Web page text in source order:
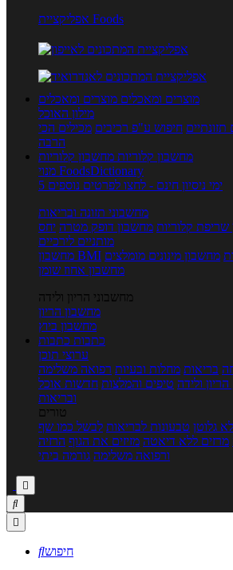
אפליקציית Foods
מוצרים ומאכלים מוצרים ומאכלים
מילון האוכל
תזונתיים חיפוש ע"פ רכיבים מכילים הכי
הרבה
מחשבון קלוריות מחשבון קלוריות
מנוי FoodsDictionary
5 ימי ניסיון חינם - לחצו לפרטים נוספים
מחשבוני תזונה ובריאות
שריפת קלוריות מחשבון דופק מטרה יחס
מותניים לירכיים
מחשבון BMI מחשבון מינונים מומלצים
מחשבון אחוז שומן
מחשבוני הריון ולידה
מחשבון הריון
מחשבון ביוץ
כתבות כתבות
ערוצי תוכן
בריאות מחלות ובעיות רפואה משלימה
ולידה טיפים והמלצות חדשות אוכל
ובריאות
טורים
גלוטן טבעונות לבריאות לבשל כמו שף
מרזים ללא דיאטה מזיזים את הגוף הרזיה
ורפואה משלימה גורמה ביתי



חיפוש